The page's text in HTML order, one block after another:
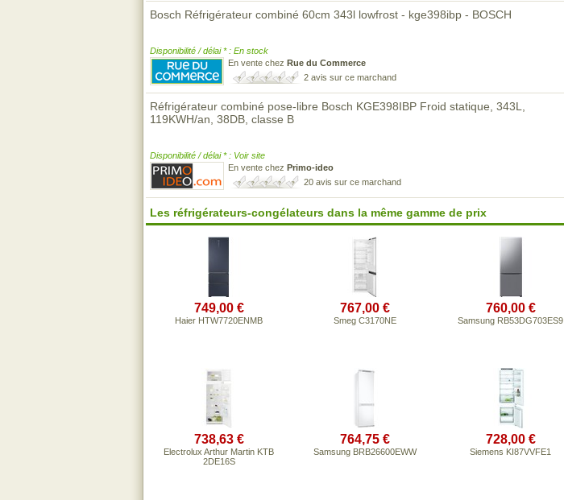
Bosch Réfrigérateur combiné 60cm 343l lowfrost - kge398ibp - BOSCH
Disponibilité / délai * : En stock
En vente chez Rue du Commerce
2 avis sur ce marchand
Réfrigérateur combiné pose-libre Bosch KGE398IBP Froid statique, 343L,
119KWH/an, 38DB, classe B
Disponibilité / délai * : Voir site
En vente chez Primo-ideo
20 avis sur ce marchand
Les réfrigérateurs-congélateurs dans la même gamme de prix
749,00 €
Haier HTW7720ENMB
767,00 €
Smeg C3170NE
760,00 €
Samsung RB53DG703ES9
738,63 €
Electrolux Arthur Martin KTB
2DE16S
764,75 €
Samsung BRB26600EWW
728,00 €
Siemens KI87VVFE1